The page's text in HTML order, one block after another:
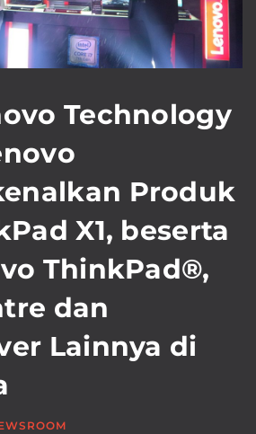
Technology
Produk
X1, beserta
ThinkPad®,
dan
Lainnya di